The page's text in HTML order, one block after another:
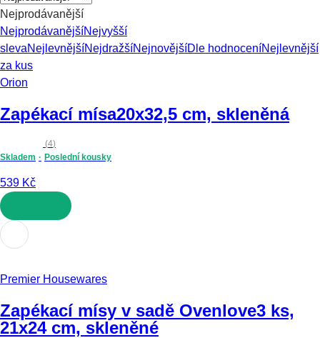
Nejprodávanější
NejprodávanějšíNejvyšší
slevaNejlevnějšíNejdražšíNejnovějšíDle hodnoceníNejlevnější
za kus
Orion
Zapékací mísa20x32,5 cm, skleněná
(4)
Skladem
Poslední kousky
539 Kč
DO KOŠÍKU
Premier Housewares
Zapékací mísy v sadě Ovenlove3 ks,
21x24 cm, skleněné